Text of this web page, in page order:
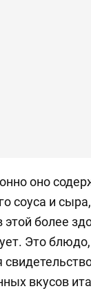
оно
соуса и
этой более
Это
вкусов